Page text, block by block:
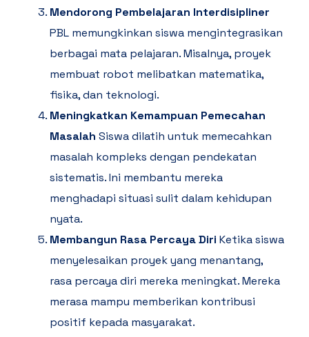
Mendorong Pembelajaran Interdisipliner
PBL memungkinkan siswa mengintegrasikan
berbagai mata pelajaran. Misalnya, proyek
membuat robot melibatkan matematika,
fisika, dan teknologi.
Meningkatkan Kemampuan Pemecahan
Masalah Siswa dilatih untuk memecahkan
masalah kompleks dengan pendekatan
sistematis. Ini membantu mereka
menghadapi situasi sulit dalam kehidupan
nyata.
Membangun Rasa Percaya Diri Ketika siswa
menyelesaikan proyek yang menantang,
rasa percaya diri mereka meningkat. Mereka
merasa mampu memberikan kontribusi
positif kepada masyarakat.